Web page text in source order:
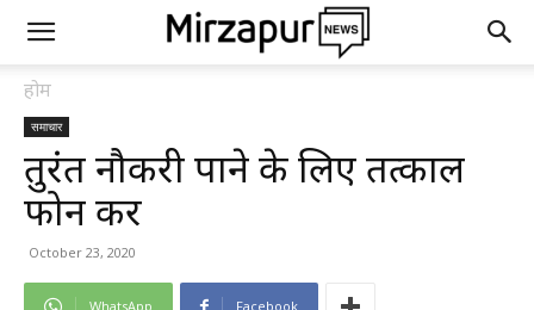
होम
समाचार
तुरंत नौकरी पाने के लिए तत्काल
फोन करें
October 23, 2020
WhatsApp Facebook